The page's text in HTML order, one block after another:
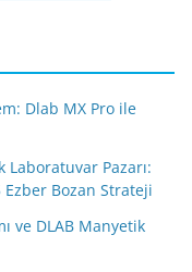
Dlab MX Pro ile
Laboratuvar Pazarı:
Ezber Bozan Strateji
ve DLAB Manyetik